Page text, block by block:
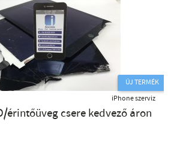
ÚJ TERMÉK
iPhone szerviz